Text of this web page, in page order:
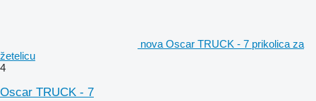
nova Oscar TRUCK - 7 prikolica za
žetelicu
4
Oscar TRUCK - 7